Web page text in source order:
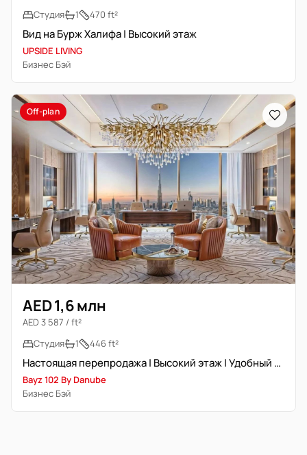
Студия
1 470 ft²
Вид на Бурж Халифа | Высокий этаж
UPSIDE LIVING
Бизнес Бэй
Off-plan
AED 1,6 млн
AED 3 587 / ft²
Студия
1 446 ft²
Настоящая перепродажа | Высокий этаж | Удобный доступ
Bayz 102 By Danube
Бизнес Бэй